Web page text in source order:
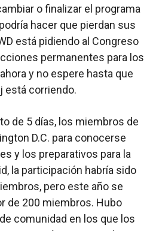
o finalizar el programa
hacer que pierdan sus
está pidiendo al Congreso
permanentes para los
y no espere hasta que
está corriendo.
de 5 días, los miembros de
D.C. para conocerse
y los preparativos para la
la participación habría sido
pero este año se
de 200 miembros. Hubo
comunidad en los que los